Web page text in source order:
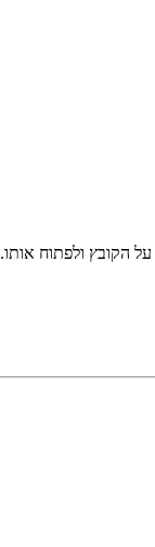
הקובץ ולפתוח אותו.